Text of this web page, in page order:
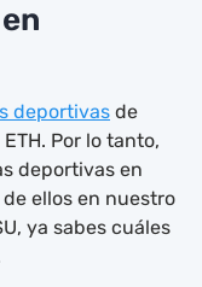
deportivas de
Por lo tanto,
deportivas en
ellos en nuestro
ya sabes cuáles